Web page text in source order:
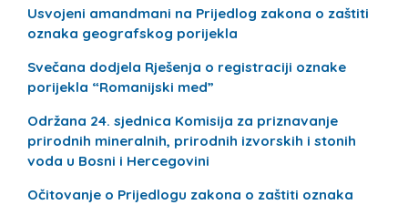
Usvojeni amandmani na Prijedlog zakona o zaštiti
oznaka geografskog porijekla
Svečana dodjela Rješenja o registraciji oznake
porijekla “Romanijski med”
Održana 24. sjednica Komisija za priznavanje
prirodnih mineralnih, prirodnih izvorskih i stonih
voda u Bosni i Hercegovini
Očitovanje o Prijedlogu zakona o zaštiti oznaka